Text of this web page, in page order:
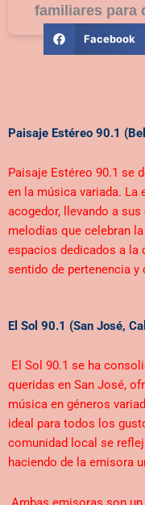
familiares para
Facebook
Paisaje Estéreo 90.1
Paisaje Estéreo 90.1 se
en la música variada. La
acogedor, llevando a
melodías que celebran
espacios dedicados a la
sentido de pertenencia
El Sol 90.1 (San José,
El Sol 90.1 se ha
queridas en San José,
música en géneros
ideal para todos los
comunidad local se
haciendo de la emisora